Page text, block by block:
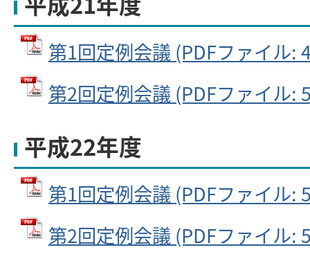
第1回定例会議 (PDFファイル:
第2回定例会議 (PDFファイル:
平成22年度
第1回定例会議 (PDFファイル:
第2回定例会議 (PDFファイル: